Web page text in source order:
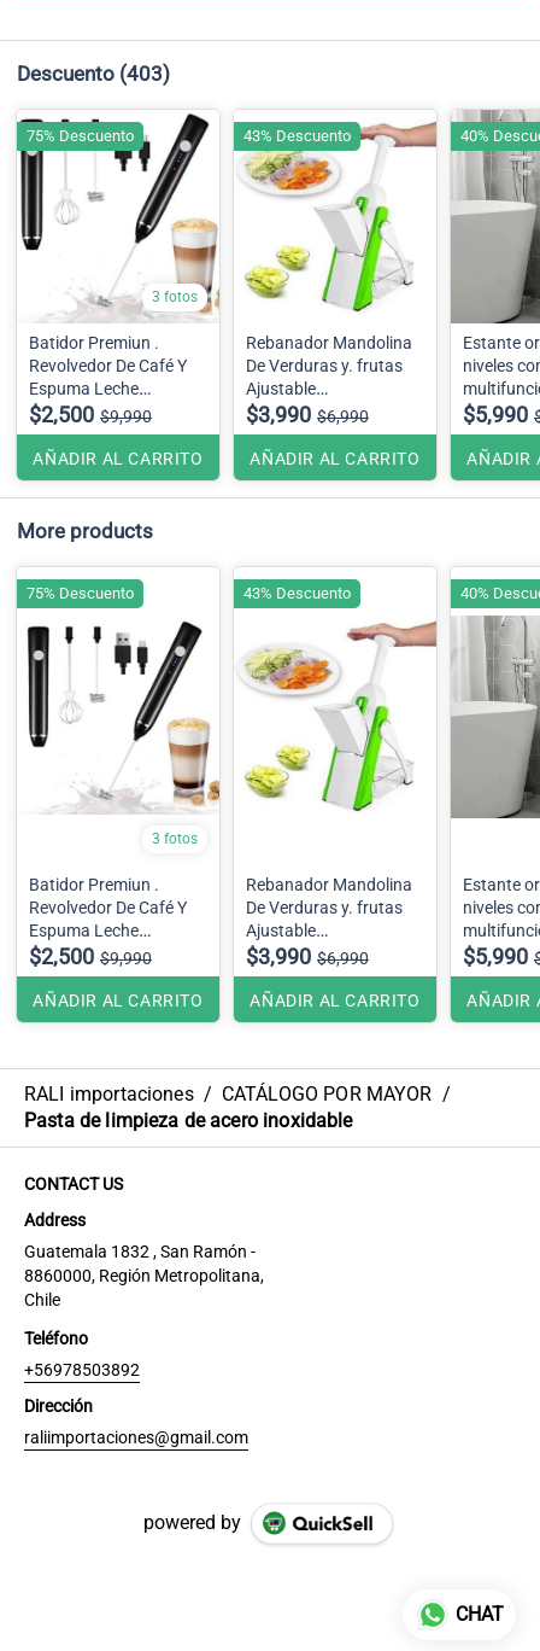
Descuento (403)
3 fotos
Batidor Premiun .
Revolvedor De Café Y
Espuma Leche
Recargable USB.
$2,500 $9,990
AÑADIR AL CARRITO
75% Descuento
Rebanador Mandolina
De Verduras y. frutas
Ajustable
Multifuncional Vertical
$3,990 $6,990
AÑADIR AL CARRITO
43% Descuento
Estante
niveles
$5,990
AÑADIR
40%
More products
3 fotos
Batidor Premiun .
Revolvedor De Café Y
Espuma Leche
Recargable USB.
$2,500 $9,990
AÑADIR AL CARRITO
75% Descuento
Rebanador Mandolina
De Verduras y. frutas
Ajustable
Multifuncional Vertical
$3,990 $6,990
AÑADIR AL CARRITO
43% Descuento
Estante
niveles
$5,990
AÑADIR
40%
RALI importaciones / CATÁLOGO POR MAYOR /
Pasta de limpieza de acero inoxidable
CONTACT US
Address
Guatemala 1832 , San Ramón -
8860000, Región Metropolitana,
Chile
Teléfono
+56978503892
Dirección
raliimportaciones@gmail.com
powered by
CHAT